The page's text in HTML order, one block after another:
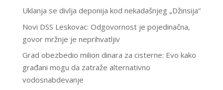
Uklanja se divlja deponija kod nekadašnjeg „Džinsija“
Novi DSS Leskovac: Odgovornost je pojedinačna,
govor mržnje je neprihvatljiv
Grad obezbedio milion dinara za cisterne: Evo kako
građani mogu da zatraže alternativno
vodosnabdevanje